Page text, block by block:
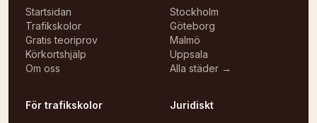
Startsidan
Trafikskolor
Gratis teoriprov
Körkortshjälp
Om oss
Stockholm
Göteborg
Malmö
Uppsala
Alla städer →
För trafikskolor Juridiskt